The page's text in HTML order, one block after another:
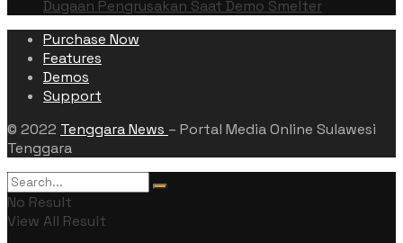
Dugaan Pengrusakan Saat Demo Smelter
Purchase Now
Features
Demos
Support
© 2022 Tenggara News – Portal Media Online Sulawesi
Tenggara
No Result
View All Result